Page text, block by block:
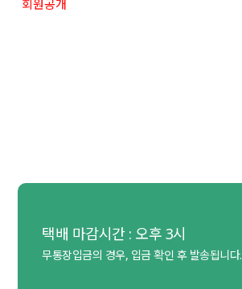
회원공개
택배 마감시간 : 오후 3시
무통장입금의 경우, 입금 확인 후 발송됩니다.